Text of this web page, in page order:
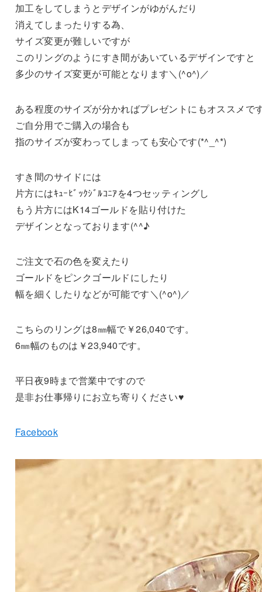
加工をしてしまうとデザインがゆがんだり
消えてしまったりする為、
サイズ変更が難しいですが
このリングのようにすき間があいているデザインですと
多少のサイズ変更が可能となります＼(^o^)／
ある程度のサイズが分かればプレゼントにもオススメで
ご自分用でご購入の場合も
指のサイズが変わってしまっても安心です(*^_^*)
すき間のサイドには
片方にはｷｭｰﾋﾞｯｸｼﾞﾙｺﾆｱを4つセッティングし
もう片方にはK14ゴールドを貼り付けた
デザインとなっております(^^♪
ご注文で石の色を変えたり
ゴールドをピンクゴールドにしたり
幅を細くしたりなどが可能です＼(^o^)／
こちらのリングは8㎜幅で￥26,040です。
6㎜幅のものは￥23,940です。
平日夜9時まで営業中ですので
是非お仕事帰りにお立ち寄りください♥
Facebook